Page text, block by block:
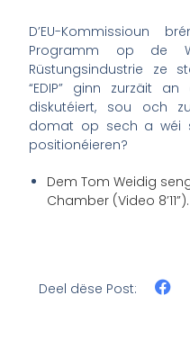
D’EU-Kommissioun
Programm op de
Rüstungsindustrie ze
“EDIP” ginn zurzäit
diskutéiert, sou och
domat op sech a wéi
positionéieren?
Dem Tom Weidig
Chamber (Video 8’11”).
Deel dëse Post: